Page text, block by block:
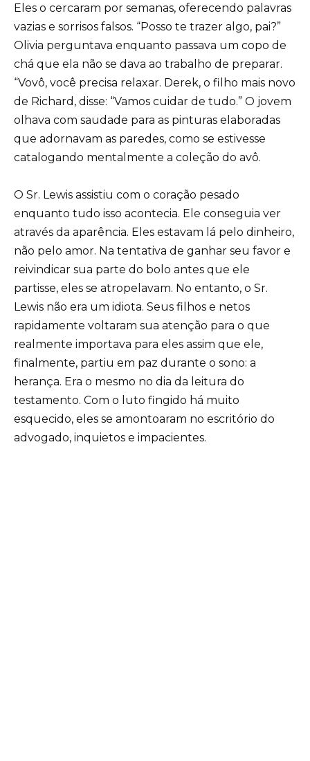
Eles o cercaram por semanas, oferecendo palavras
vazias e sorrisos falsos. “Posso te trazer algo, pai?”
Olivia perguntava enquanto passava um copo de
chá que ela não se dava ao trabalho de preparar.
“Vovô, você precisa relaxar. Derek, o filho mais novo
de Richard, disse: “Vamos cuidar de tudo.” O jovem
olhava com saudade para as pinturas elaboradas
que adornavam as paredes, como se estivesse
catalogando mentalmente a coleção do avô.
O Sr. Lewis assistiu com o coração pesado
enquanto tudo isso acontecia. Ele conseguia ver
através da aparência. Eles estavam lá pelo dinheiro,
não pelo amor. Na tentativa de ganhar seu favor e
reivindicar sua parte do bolo antes que ele
partisse, eles se atropelavam. No entanto, o Sr.
Lewis não era um idiota. Seus filhos e netos
rapidamente voltaram sua atenção para o que
realmente importava para eles assim que ele,
finalmente, partiu em paz durante o sono: a
herança. Era o mesmo no dia da leitura do
testamento. Com o luto fingido há muito
esquecido, eles se amontoaram no escritório do
advogado, inquietos e impacientes.